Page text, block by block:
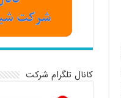
کانال تلگرام شرکت